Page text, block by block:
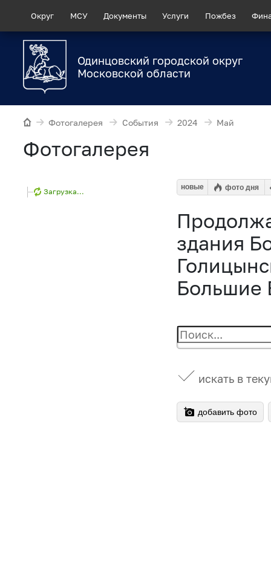
Округ МСУ Документы Услуги Пожбез
Одинцовский городской округ
Московской области
Фотогалерея События 2024 Май
Фотогалерея
Загрузка...
новые фото дня
здания
Большие
искать в
добавить фото